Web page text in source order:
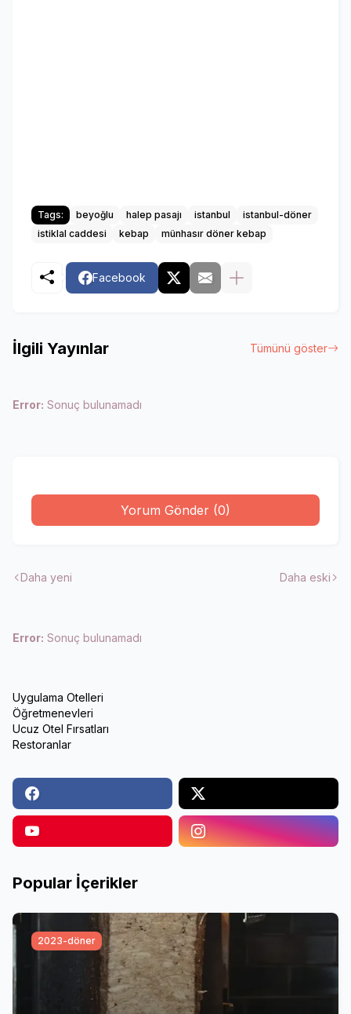
Tags: beyoğlu halep pasajı istanbul
istanbul-döner
istiklal caddesi
kebap münhasır döner kebap
Facebook
İlgili Yayınlar Tümünü göster
Error: Sonuç bulunamadı
Yorum Gönder (0)
Daha yeni Daha eski
Error: Sonuç bulunamadı
Uygulama Otelleri
Öğretmenevleri
Ucuz Otel Fırsatları
Restoranlar
Popular İçerikler
2023-döner